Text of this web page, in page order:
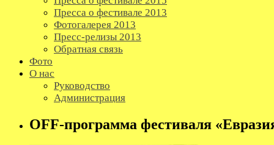
Пресса о фестивале 2013
Фотогалерея 2013
Пресс-релизы 2013
Обратная связь
Фото
О нас
Руководство
Администрация
OFF-программа фестиваля